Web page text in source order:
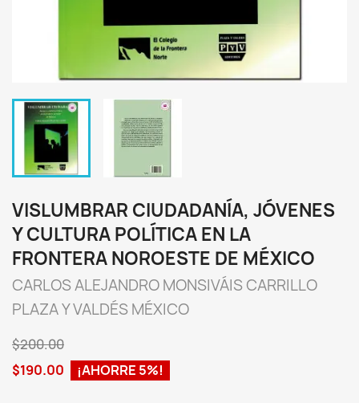
VISLUMBRAR CIUDADANÍA, JÓVENES
Y CULTURA POLÍTICA EN LA
FRONTERA NOROESTE DE MÉXICO
CARLOS ALEJANDRO MONSIVÁIS CARRILLO
PLAZA Y VALDÉS MÉXICO
$200.00
$190.00
¡AHORRE 5%!